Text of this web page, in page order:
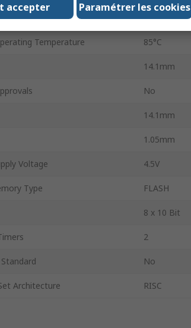
I/Os 54
Temperature 85°C
14.1mm
No
14.1mm
1.05mm
Voltage 4.5V
Type FLASH
8 x 10 Bit
2
No
Architecture RISC
accepter Paramétrer les cookies